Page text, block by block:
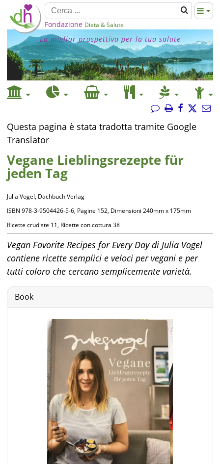
Fondazione Dieta & Salute
La miglior prospettiva per la tua salute
Questa pagina è stata tradotta tramite Google
Translator
Vegane Lieblingsrezepte für
jeden Tag
Julia Vogel, Dachbuch Verlag
ISBN 978-3-9504426-5-6, Pagine 152, Dimensioni 240mm x 175mm
Ricette crudiste 11, Ricette con cottura 38
Vegan Favorite Recipes for Every Day di Julia Vogel
contiene ricette semplici e veloci per vegani e per
tutti coloro che cercano semplicemente varietà.
Book